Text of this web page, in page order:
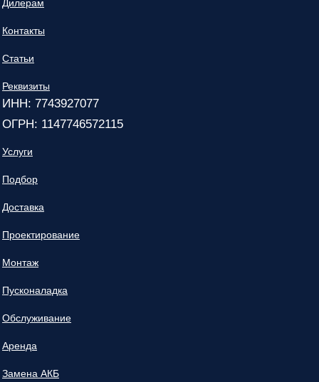
Дилерам
Контакты
Статьи
Реквизиты
ИНН: 7743927077
ОГРН: 1147746572115
Услуги
Подбор
Доставка
Проектирование
Монтаж
Пусконаладка
Обслуживание
Аренда
Замена АКБ